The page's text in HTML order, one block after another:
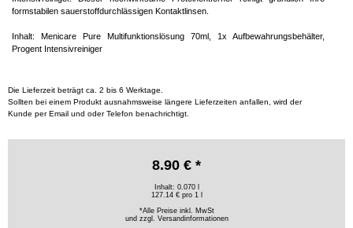
formstabilen sauerstoffdurchlässigen Kontaktlinsen.
Inhalt: Menicare Pure Multifunktionslösung 70ml, 1x Aufbewahrungsbehälter,
Progent Intensivreiniger
Die Lieferzeit beträgt ca. 2 bis 6 Werktage.
Sollten bei einem Produkt ausnahmsweise längere Lieferzeiten anfallen, wird der
Kunde per Email und oder Telefon benachrichtigt.
8.90 € *
Inhalt: 0.070 l
127.14 € pro 1 l
*Alle Preise inkl. MwSt
und zzgl. Versandinformationen